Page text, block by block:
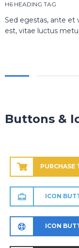
H6 HEADING TAG
Sed egestas, ante et
est, vitae luctus
Buttons &
PURCHASE
ICON
ICON